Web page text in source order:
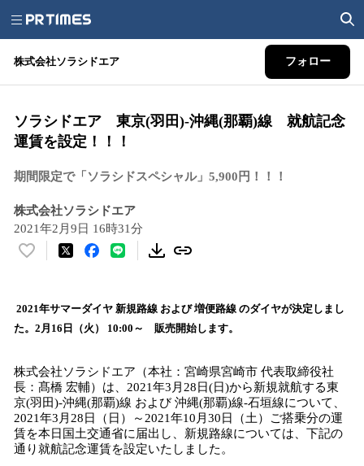
株式会社ソラシドエア フォロー
ソラシドエア 東京(羽田)-沖縄(那覇)線 就航記念
運賃を設定！！！
期間限定で「ソラシドスペシャル」5,900円！！！
株式会社ソラシドエア
2021年2月9日 16時31分
い
！
数
み
込
み
中
で
2021年サマーダイヤ 新規路線 および 増便路線 のダイヤが決定しまし
た。2月16日（火） 10:00～ 販売開始します。
株式会社ソラシドエア（本社：宮崎県宮崎市 代表取締役社
長：髙橋 宏輔）は、2021年3月28日(日)から新規就航する東
京(羽田)-沖縄(那覇)線 および 沖縄(那覇)線-石垣線について、
2021年3月28日（日）～2021年10月30日（土）ご搭乗分の運
賃を本日国土交通省に届出し、新規路線については、下記の
通り就航記念運賃を設定いたしました。